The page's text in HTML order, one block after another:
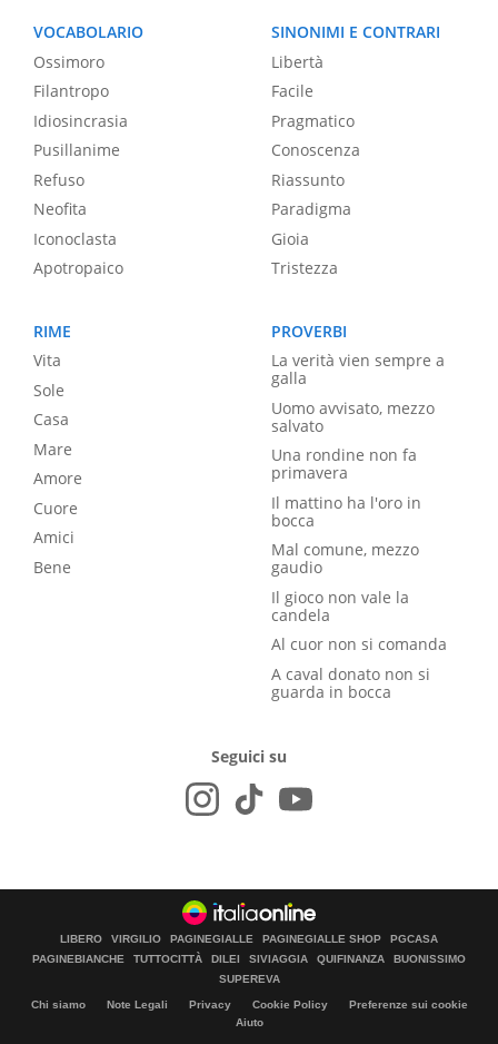
VOCABOLARIO
Ossimoro
Filantropo
Idiosincrasia
Pusillanime
Refuso
Neofita
Iconoclasta
Apotropaico
SINONIMI E CONTRARI
Libertà
Facile
Pragmatico
Conoscenza
Riassunto
Paradigma
Gioia
Tristezza
RIME
Vita
Sole
Casa
Mare
Amore
Cuore
Amici
Bene
PROVERBI
La verità vien sempre a
galla
Uomo avvisato, mezzo
salvato
Una rondine non fa
primavera
Il mattino ha l'oro in
bocca
Mal comune, mezzo
gaudio
Il gioco non vale la
candela
Al cuor non si comanda
A caval donato non si
guarda in bocca
Seguici su
LIBERO VIRGILIO PAGINEGIALLE PAGINEGIALLE SHOP
PGCASA
PAGINEBIANCHE
TUTTOCITTÀ DILEI SIVIAGGIA QUIFINANZA
BUONISSIMO
SUPEREVA
Chi siamo Note Legali Privacy Cookie Policy
Preferenze sui cookie
Aiuto